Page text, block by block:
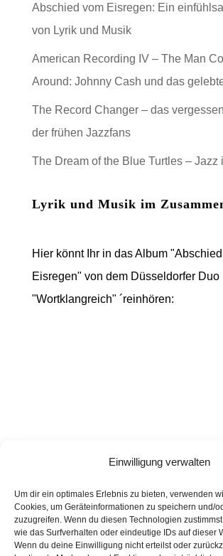
Einwilligung verwalten
Um dir ein optimales Erlebnis zu bieten, verwenden
Cookies, um Geräteinformationen zu speichern und/
zuzugreifen. Wenn du diesen Technologien
wie das Surfverhalten oder eindeutige IDs auf dieser
Wenn du deine Einwilligung nicht erteilst oder
Abschied vom Eisregen: Ein
von Lyrik und Musik
American Recording IV – The Man
Around: Johnny Cash und das
The Record Changer – das
der frühen Jazzfans
The Dream of the Blue Turtles – Jazz
Lyrik und Musik im
Hier könnt Ihr in das Album
Eisregen" von dem Düsseldorfer Duo
"Wortklangreich" ´reinhören: